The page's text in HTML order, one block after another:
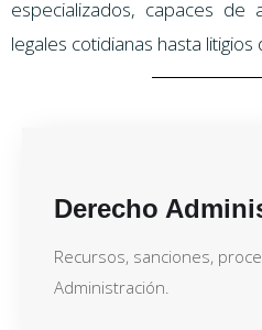
especializados, capaces de
legales cotidianas hasta
Derecho
Recursos, sanciones,
Administración.